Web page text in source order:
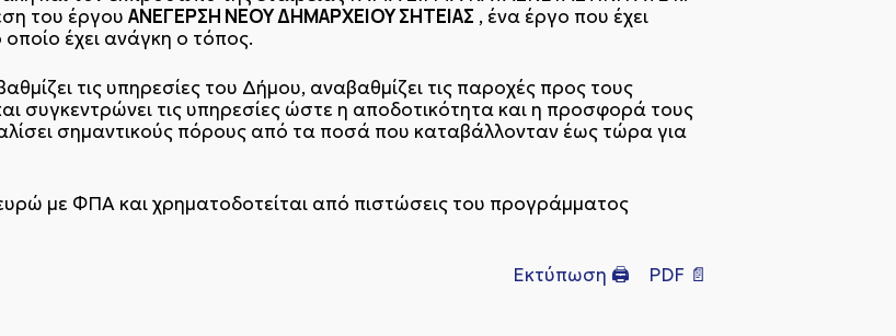
του έργου ΑΝΕΓΕΡΣΗ ΝΕΟΥ ΔΗΜΑΡΧΕΙΟΥ ΣΗΤΕΙΑΣ , ένα έργο που έχει
οποίο έχει ανάγκη ο τόπος.
τις υπηρεσίες του Δήμου, αναβαθμίζει τις παροχές προς τους
συγκεντρώνει τις υπηρεσίες ώστε η αποδοτικότητα και η προσφορά τους
σημαντικούς πόρους από τα ποσά που καταβάλλονταν έως τώρα για
με ΦΠΑ και χρηματοδοτείται από πιστώσεις του προγράμματος
Εκτύπωση 🖨 PDF 📄